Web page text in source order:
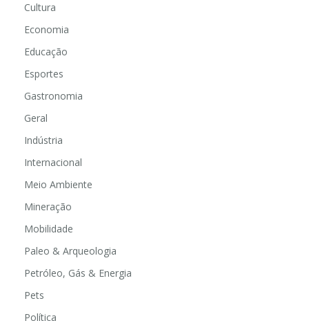
Cultura
Economia
Educação
Esportes
Gastronomia
Geral
Indústria
Internacional
Meio Ambiente
Mineração
Mobilidade
Paleo & Arqueologia
Petróleo, Gás & Energia
Pets
Política